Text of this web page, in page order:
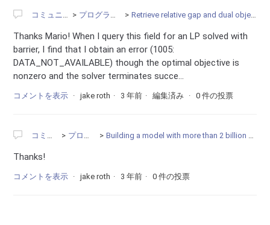
コミュニティ プログラミング Retrieve relative gap and dual objective value
Thanks Mario! When I query this field for an LP solved with
barrier, I find that I obtain an error (1005:
DATA_NOT_AVAILABLE) though the optimal objective is
nonzero and the solver terminates succe...
コメントを表示 jake roth 3 年前 編集済み 0 件の投票
コミュニティ プログラミング Building a model with more than 2 billion nonzeros: GRBnewmodel vs GRBXaddvars
Thanks!
コメントを表示 jake roth 3 年前 0 件の投票